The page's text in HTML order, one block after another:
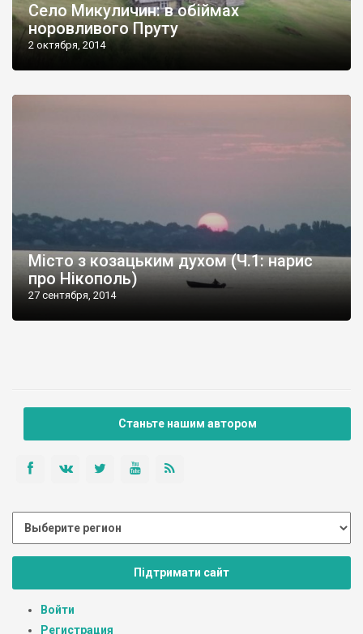
Село Микуличин: в обіймах
норовливого Пруту
2 октября, 2014
Місто з козацьким духом (Ч.1: нарис
про Нікополь)
27 сентября, 2014
Станьте нашим автором
Підтримати сайт
Войти
Регистрация